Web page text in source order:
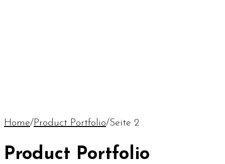
Home/ Product Portfolio/Seite 2
Product Portfolio